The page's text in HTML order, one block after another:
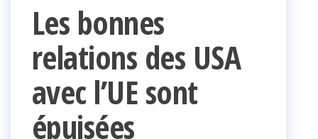
Les bonnes
relations des USA
avec l’UE sont
épuisées